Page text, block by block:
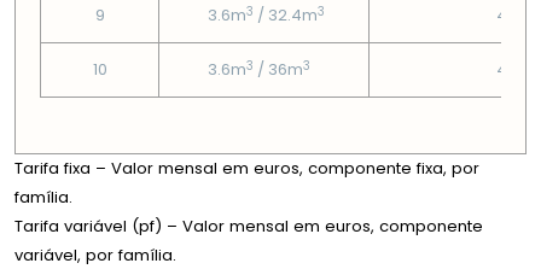
9 3.6m3 / 32.4m3 4.67€
10 3.6m3 / 36m3 4.67€
Tarifa fixa – Valor mensal em euros, componente fixa, por
família.
Tarifa variável (pf) – Valor mensal em euros, componente
variável, por família.